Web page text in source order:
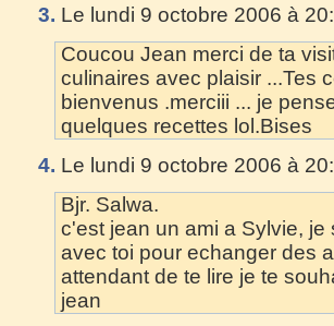
3. Le lundi 9 octobre 2006 à
Coucou Jean merci de ta
culinaires avec plaisir ...Tes
bienvenus .merciii ... je
quelques recettes lol.Bises
4. Le lundi 9 octobre 2006 à
Bjr. Salwa.
c'est jean un ami a Sylvie,
avec toi pour echanger des
attendant de te lire je te
jean